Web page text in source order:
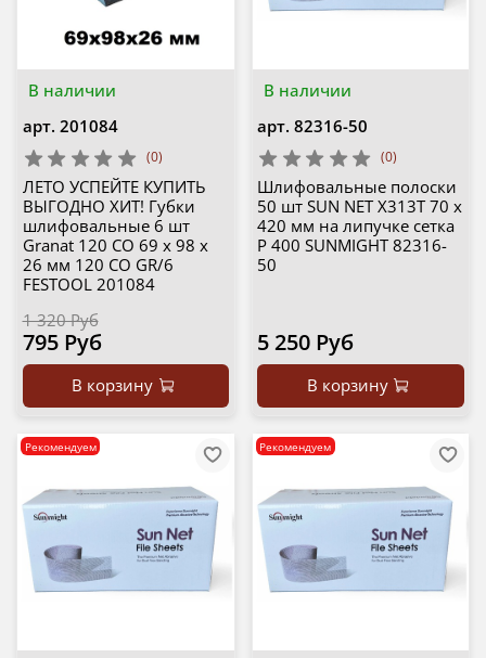
В наличии
арт. 201084
(0)
ЛЕТО УСПЕЙТЕ КУПИТЬ
ВЫГОДНО ХИТ! Губки
шлифовальные 6 шт
Granat 120 CO 69 x 98 x
26 мм 120 CO GR/6
FESTOOL 201084
1 320 Руб
795 Руб
В корзину
В наличии
арт. 82316-50
(0)
Шлифовальные полоски
50 шт SUN NET X313T 70 х
420 мм на липучке сетка
P 400 SUNMIGHT 82316-
50
5 250 Руб
В корзину
Рекомендуем Рекомендуем